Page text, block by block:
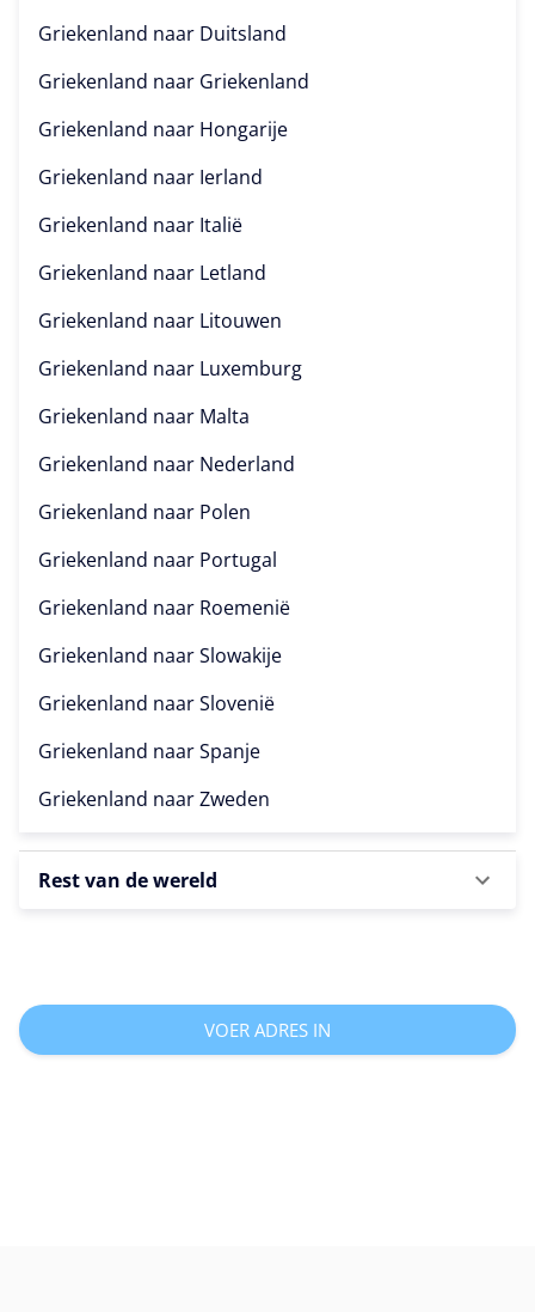
Griekenland naar Duitsland
Griekenland naar Griekenland
Griekenland naar Hongarije
Griekenland naar Ierland
Griekenland naar Italië
Griekenland naar Letland
Griekenland naar Litouwen
Griekenland naar Luxemburg
Griekenland naar Malta
Griekenland naar Nederland
Griekenland naar Polen
Griekenland naar Portugal
Griekenland naar Roemenië
Griekenland naarSlowakije
Griekenland naarSlovenië
Griekenland naarSpanje
Griekenland naarZweden
Rest van de wereld
VOER ADRES IN